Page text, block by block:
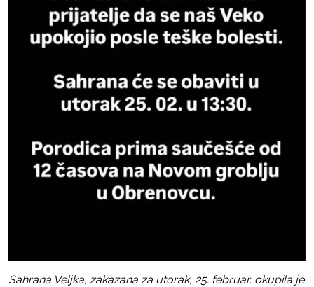
Sahrana Veljka, zakazana za utorak, 25. februar, okupila je